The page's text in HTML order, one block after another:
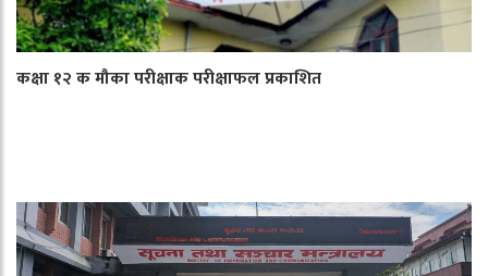
कक्षा १२ क मौका परीक्षाक परीक्षाफल प्रकाशित